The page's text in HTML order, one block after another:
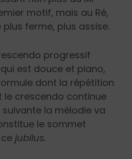
motif, mais au Ré,
ferme, plus assise.
progressif
est douce et piano,
dont la répétition
le crescendo continue
suivante la mélodie va
le sommet
cejubilus.